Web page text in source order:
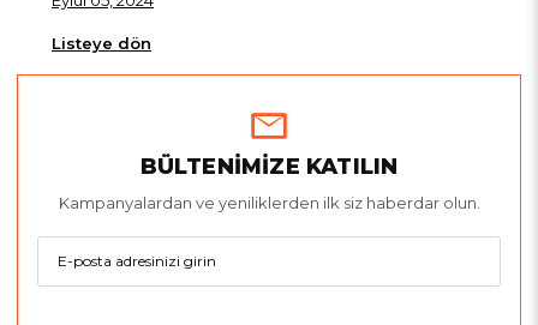
Listeye dön
BÜLTENİMİZE KATILIN
Kampanyalardan ve yeniliklerden ilk siz haberdar olun.